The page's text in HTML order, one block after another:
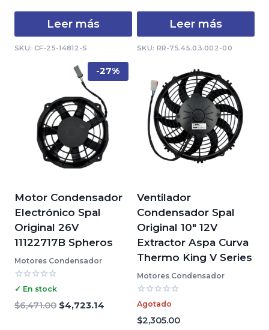
Leer más
SKU: CF-25-14812-S
Leer más
SKU: RR-75.45.03.002-00
-27%
Motor Condensador
Electrónico Spal
Original 26V
11122717B Spheros
Motores Condensador
Valorado
0
de
✓ En stock
$6,471.00 El
$4,723.14
Ventilador
Condensador Spal
Original 10″ 12V
Extractor Aspa Curva
Thermo King V Series
Motores Condensador
Valorado
con
0
de
Agotado
$2,305.00